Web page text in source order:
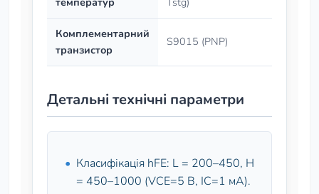
Комплементарний
транзистор
S9015 (PNP)
Детальні технічні параметри
Класифікація hFE: L = 200–450, H
= 450–1000 (VCE=5 В, IC=1 мА).